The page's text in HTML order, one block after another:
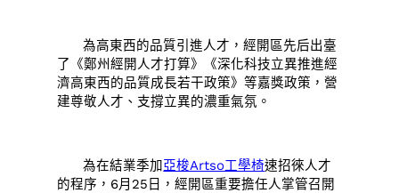
為高東西的品質引進人才，經開區先后出臺
了《鄭州經開人才打算》《深化科技立異推進經
濟高東西的品質成長若干政策》等嘉獎政策，營
建尊敬人才、支撐立異的濃重氣氛。
為在結業季加亞梭Artso工學椅速招徠人才
的程序，6月25日，經開區重要擔任人掌管召開